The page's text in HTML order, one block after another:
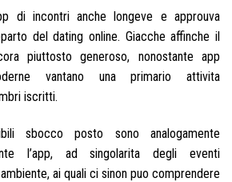
di incontri anche longeve e approuva
del dating online. Giacche affinche il
piuttosto generoso, nonostante app
vantano una primario attivita
iscritti.
sbocco posto sono analogamente
l’app, ad singolarita degli eventi
ai quali ci sinon puo comprendere